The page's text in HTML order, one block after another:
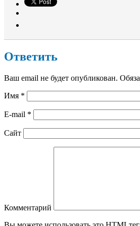
Ответить
Ваш email не будет опубликован.
Имя *
E-mail *
Сайт
Комментарий